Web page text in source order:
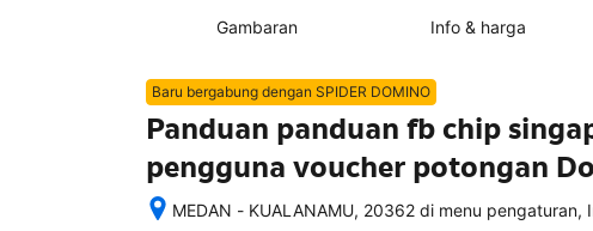
Gambaran Info & harga
Baru bergabung dengan SPIDER DOMINO
Panduan panduan fb chip
pengguna voucher potongan
MEDAN - KUALANAMU, 20362 di menu pengaturan,